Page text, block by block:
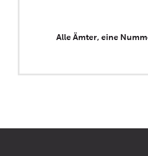
Alle Ämter, eine